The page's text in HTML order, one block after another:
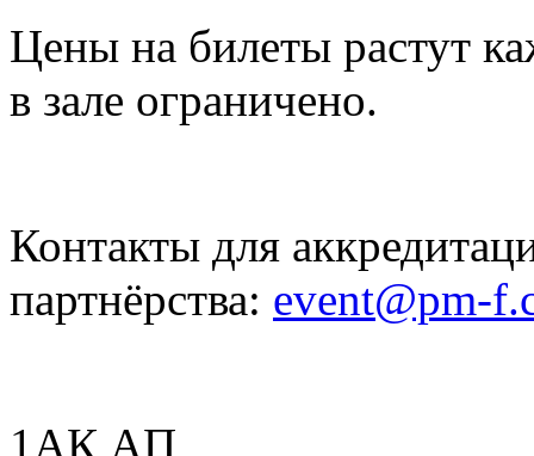
Цены на билеты растут
в зале ограничено.
Контакты для
партнёрства: event@pm-
1АК АП